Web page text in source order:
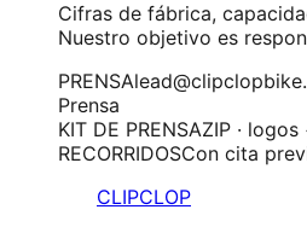
Cifras de fábrica,
Nuestro objetivo es
PRENSA
Prensa
KIT DE PRENSAZIP ·
RECORRIDOSCon cita
CLIPCLOP